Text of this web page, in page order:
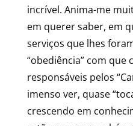
incrível. Anima-me
em querer saber, em
serviços que lhes
“obediência” com
responsáveis pelos
imenso ver, quase
crescendo em